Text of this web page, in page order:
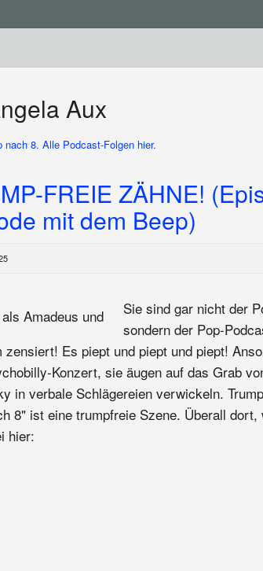
Aux
nach 8. Alle Podcast-Folgen hier.
FREIE ZÄHNE!
mit dem Beep)
Sie sind gar nicht der
sondern der Pop-
zensiert! Es piept und piept und piept!
Konzert, sie äugen auf das Grab
in verbale Schlägereien verwickeln.
8" ist eine trumpfreie Szene. Überall
hier: